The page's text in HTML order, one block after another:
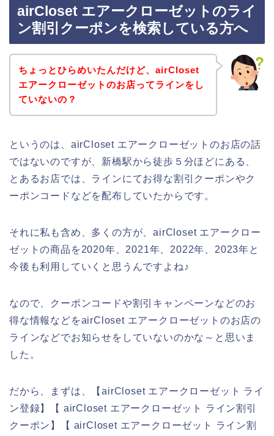
airCloset エアークローゼットのライ
ン割引クーポンを検索している方へ
ちょっとひらめいたんだけど、airCloset
エアークローゼットのお店ってラインをし
ていないの？
というのは、airCloset エアークローゼットのお店の話
ではないのですが、新橋駅から徒歩５分ほどにある、
とあるお店では、ラインにてお得な割引クーポンやク
ーポンコードなどを配布していたからです。
それに私も含め、多くの方が、airCloset エアークロー
ゼットの商品を2020年、2021年、2022年、2023年と
今後も利用していくと思うんですよね♪
なので、クーポンコードや割引キャンペーンなどのお
得な情報などをairCloset エアークローゼットのお店の
ラインなどでお知らせをしていないのかな～と思いま
した。
だから、まずは、【airCloset エアークローゼット ライ
ン登録】【 airCloset エアークローゼット ライン割引
クーポン】【 airCloset エアークローゼット ライン割